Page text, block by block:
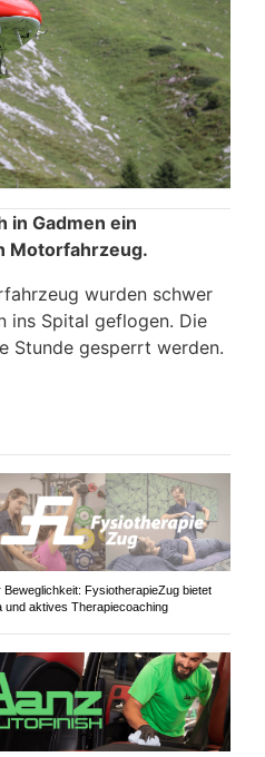
in Gadmen ein
Motorfahrzeug.
wurden schwer
ins Spital geflogen. Die
Stunde gesperrt werden.
Beweglichkeit: FysiotherapieZug bietet
und aktives Therapiecoaching